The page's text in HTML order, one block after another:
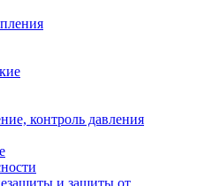
контроль давления
и защиты от